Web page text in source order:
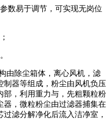
数易于调节，可实现无岗位
上；
由除尘箱体，离心风机，滤
器等组成，粉尘由风机负压
部，利用重力与，先粗颗粒粉
，微粒粉尘由过滤器捕集在
滤分解净化后流入洁净室，